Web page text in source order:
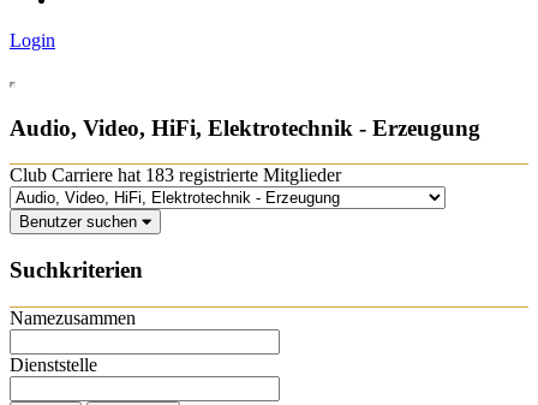
Login
Audio, Video, HiFi, Elektrotechnik - Erzeugung
Club Carriere hat 183 registrierte Mitglieder
Benutzer suchen
Suchkriterien
Namezusammen
Dienststelle